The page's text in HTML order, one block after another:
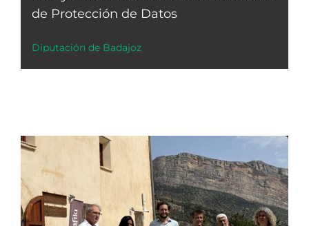
de Protección de Datos
Diputación de Badajoz